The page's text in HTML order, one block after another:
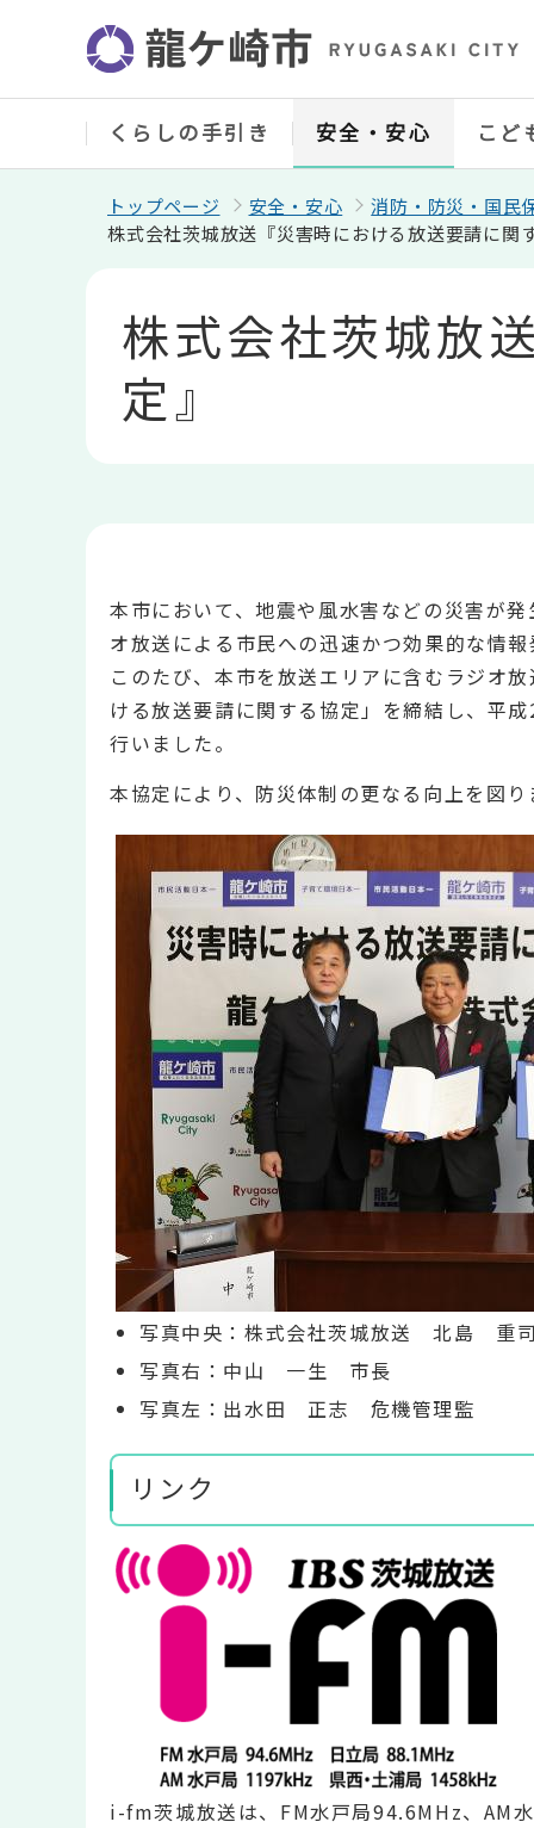
ジ
くらしの手引き 安全・安心 こど
トップページ 安全・安心 消防・防災・国民
株式会社茨城放送『災害時における放送要請に関
株式会社茨城放
定』
本市において、地震や風水害などの災害が
オ放送による市民への迅速かつ効果的な情
このたび、本市を放送エリアに含むラジオ
ける放送要請に関する協定」を締結し、平
行いました。
本協定により、防災体制の更なる向上を図り
写真中央：株式会社茨城放送 北島 重
写真右：中山 一生 市長
写真左：出水田 正志 危機管理監
リンク
i-fm茨城放送は、FM水戸局94.6MHz、AM